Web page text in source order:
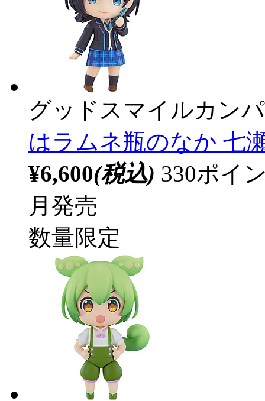
グッドスマイルカン
はラムネ瓶のなか 七
¥6,600(税込) 330ポイ
月発売
数量限定